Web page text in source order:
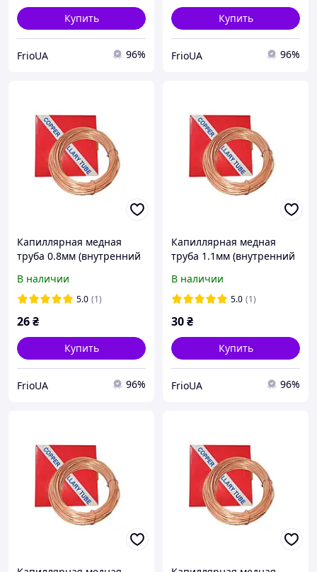
Купить
FrioUA 96%
Купить
FrioUA 96%
Капиллярная медная
труба 0.8мм (внутренний
В наличии
5.0 (1)
26₴
Купить
FrioUA 96%
Капиллярная медная
труба 1.1мм (внутренний
В наличии
5.0 (1)
30₴
Купить
FrioUA 96%